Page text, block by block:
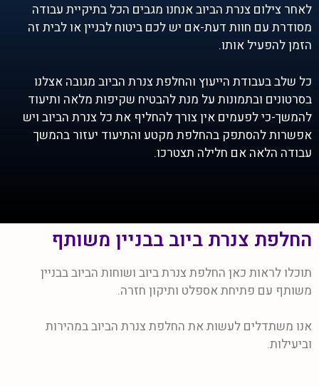
לאחר צילום צנרת הביוב אנחנו מגבים הכל בתיקיית עבודה
מסודרת עם חוות דעת-אם יש לכם ביטוח לבניין או לבית זה
הזמן להפעיל אותו.
כל שלב בעבודת הייעוץ והחלפת צנרת הביוב מגובה אצלנו
בסרטונים ובתמונות על מנת להבטיח שקיפות מלאה ותיעוד
להמשך-כי לפעמים אין צורך להחליף את כל צנרת הביוב ויש
אפשרות להסתפק בהחלפת מקטע והתיעוד יעזור בהמשך
עבודה הלאה אם חלילה תצטרכו.
החלפת צנרת ביוב בבניין משותף
תוכלו לראות כאן החלפת צנרת ביוב ושוחות הביוב בבניין
משותף עם פתיחת אספלט ותיקון חזרה.
אנו משתדלים לעשות את החלפת צנרת הביוב במהירות
וביעילות.